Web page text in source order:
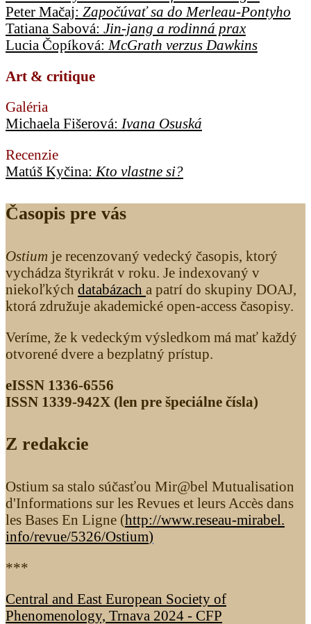
Peter Mačaj: Započúvať sa do Merleau-Pontyho
Tatiana Sabová: Jin-jang a rodinná prax
Lucia Čopíková: McGrath verzus Dawkins
Art & critique
Galéria
Michaela Fišerová: Ivana Osuská
Recenzie
Matúš Kyčina: Kto vlastne si?
Časopis pre vás
Ostium je recenzovaný vedecký časopis, ktorý
vychádza štyrikrát v roku. Je indexovaný v
niekoľkých databázach a patrí do skupiny DOAJ,
ktorá združuje akademické open-access časopisy.
Veríme, že k vedeckým výsledkom má mať každý
otvorené dvere a bezplatný prístup.
eISSN 1336-6556
ISSN 1339­-942X (len pre špeciálne čísla)
Z redakcie
Ostium sa stalo súčasťou Mir@bel Mutualisation
d'Informations sur les Revues et leurs Accès dans
les Bases En Ligne (http://www.reseau-mirabel.
info/revue/5326/Ostium)
***
Central and East European Society of
Phenomenology, Trnava 2024 - CFP